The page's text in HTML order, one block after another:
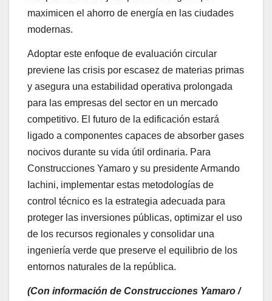
maximicen el ahorro de energía en las ciudades
modernas.
Adoptar este enfoque de evaluación circular
previene las crisis por escasez de materias primas
y asegura una estabilidad operativa prolongada
para las empresas del sector en un mercado
competitivo. El futuro de la edificación estará
ligado a componentes capaces de absorber gases
nocivos durante su vida útil ordinaria. Para
Construcciones Yamaro y su presidente Armando
Iachini, implementar estas metodologías de
control técnico es la estrategia adecuada para
proteger las inversiones públicas, optimizar el uso
de los recursos regionales y consolidar una
ingeniería verde que preserve el equilibrio de los
entornos naturales de la república.
(Con información de Construcciones Yamaro /